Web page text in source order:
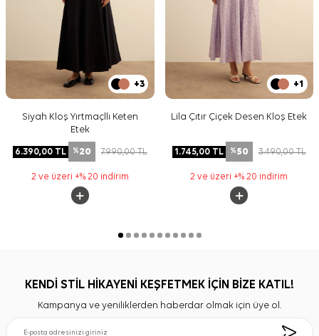
+3
Siyah Kloş Yırtmaçllı Keten
Etek
6.390,00TL %20 7.990,00TL
2 ve üzeri +% 20 indirim
+1
Lila Çıtır Çiçek Desen Kloş Etek
1.745,00TL %50 3.490,00TL
2 ve üzeri +% 20 indirim
KENDİ STİL HİKAYENİ KEŞFETMEK İÇİN BİZE KATIL!
Kampanya ve yeniliklerden haberdar olmak için üye ol.